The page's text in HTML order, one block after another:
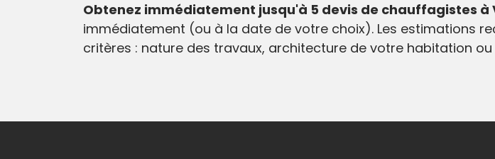
Obtenez immédiatement jusqu'à 5 devis de chauffagistes à
immédiatement (ou à la date de votre choix). Les estimations
critères : nature des travaux, architecture de votre habitation